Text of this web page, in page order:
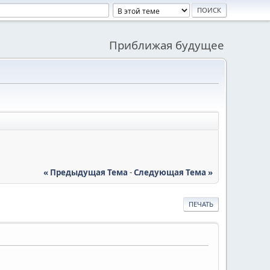
Приближая будущее
« Предыдущая Тема -Следующая Тема »
ПЕЧАТЬ